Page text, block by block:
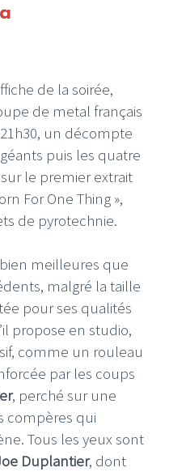
de la soirée,
de metal français
un décompte
puis les quatre
le premier extrait
For One Thing »,
de pyrotechnie.
meilleures que
malgré la taille
pour ses qualités
propose en studio,
comme un rouleau
par les coups
, perché sur une
compères qui
Tous les yeux sont
Duplantier, dont